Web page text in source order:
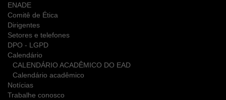
ENADE
Comitê de Ética
Dirigentes
Setores e telefones
DPO - LGPD
Calendário
CALENDÁRIO ACADÊMICO DO EAD
Calendário acadêmico
Notícias
Trabalhe conosco